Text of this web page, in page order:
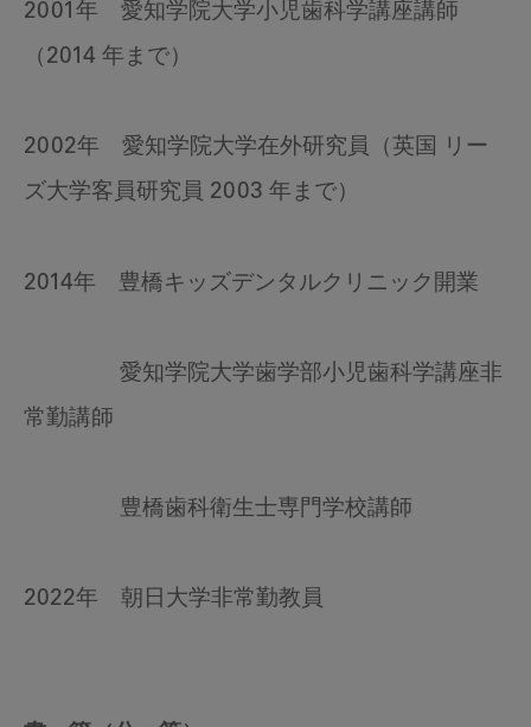
2001年 愛知学院大学小児歯科学講座講師
（2014 年まで）
2002年 愛知学院大学在外研究員（英国 リー
ズ大学客員研究員 2003 年まで）
2014年 豊橋キッズデンタルクリニック開業
愛知学院大学歯学部小児歯科学講座非
常勤講師
豊橋歯科衛生士専門学校講師
2022年 朝日大学非常勤教員